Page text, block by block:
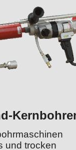
und trocken